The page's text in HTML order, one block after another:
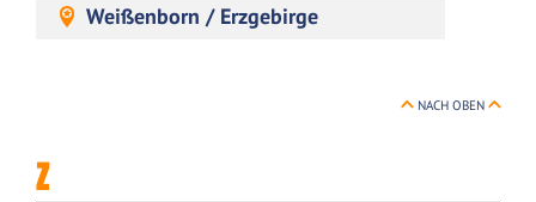
Weißenborn / Erzgebirge
NACH OBEN
Z